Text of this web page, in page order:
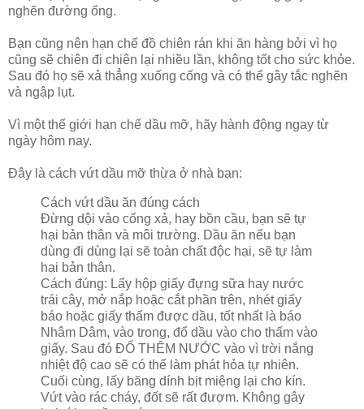
nghẽn đường ống.
Bạn cũng nên hạn chế đồ chiên rán khi ăn hàng bởi vì họ
cũng sẽ chiên đi chiên lại nhiều lần, không tốt cho sức khỏe.
Sau đó họ sẽ xả thẳng xuống cống và có thể gây tắc nghẽn
và ngập lụt.
Vì một thế giới hạn chế dầu mỡ, hãy hành động ngay từ
ngày hôm nay.
Đây là cách vứt dầu mỡ thừa ở nhà bạn:
Cách vứt dầu ăn đúng cách
Đừng dội vào cống xả, hay bồn cầu, bạn sẽ tự
hại bản thân và môi trường. Dầu ăn nếu bạn
dùng đi dùng lại sẽ toàn chất độc hại, sẽ tự làm
hại bản thân.
Cách đúng: Lấy hộp giấy đựng sữa hay nước
trái cây, mở nắp hoặc cắt phần trên, nhét giấy
báo hoặc giấy thấm được dầu, tốt nhất là báo
Nhâm Dâm, vào trong, đổ dầu vào cho thấm vào
giấy. Sau đó ĐỔ THÊM NƯỚC vào vì trời nắng
nhiệt độ cao sẽ có thể làm phát hỏa tự nhiên.
Cuối cùng, lấy băng dính bịt miệng lại cho kín.
Vứt vào rác cháy, đốt sẽ rất đượm. Không gây